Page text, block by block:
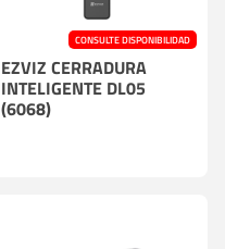
CONSULTE DISPONIBILIDAD
EZVIZ CERRADURA
INTELIGENTE DL05
(6068)